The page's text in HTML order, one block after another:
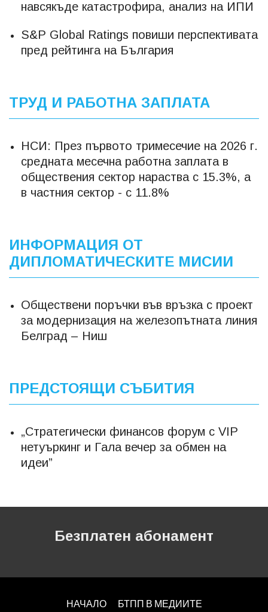
навсякъде катастрофира, анализ на ИПИ
S&P Global Ratings повиши перспективата
пред рейтинга на България
ТРУД И РАБОТНА ЗАПЛАТА
НСИ: През първото тримесечие на 2026 г.
средната месечна работна заплата в
обществения сектор нараства с 15.3%, а
в частния сектор - с 11.8%
ИНФОРМАЦИЯ ОТ
ДИПЛОМАТИЧЕСКИТЕ МИСИИ
Обществени поръчки във връзка с проект
за модернизация на железопътната линия
Белград – Ниш
ПРЕДСТОЯЩИ СЪБИТИЯ
„Стратегически финансов форум с VIP
нетуъркинг и Гала вечер за обмен на
идеи”
Безплатен абонамент
НАЧАЛО БТПП В МЕДИИТЕ